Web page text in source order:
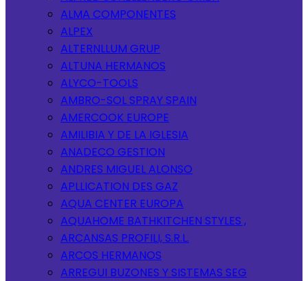
ALMA COMPONENTES
ALPEX
ALTERNLLUM GRUP
ALTUNA HERMANOS
ALYCO-TOOLS
AMBRO-SOL SPRAY SPAIN
AMERCOOK EUROPE
AMILIBIA Y DE LA IGLESIA
ANADECO GESTION
ANDRES MIGUEL ALONSO
APLLICATION DES GAZ
AQUA CENTER EUROPA
AQUAHOME BATHKITCHEN STYLES ,
ARCANSAS PROFILI, S.R.L.
ARCOS HERMANOS
ARREGUI BUZONES Y SISTEMAS SEG